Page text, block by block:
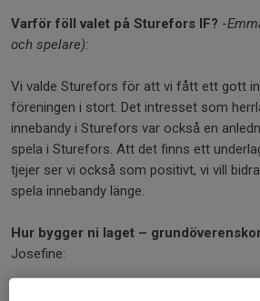
Varför föll valet på Sturefors IF? -
och spelare):
Vi valde Sturefors för att vi fått ett gott
föreningen i stort. Det intresset som
innebandy i Sturefors var också en
spela i Sturefors. Att det finns ett
tjejer ser vi också som positivt, vi vill
spela innebandy länge.
Hur bygger ni laget –
Josefine: